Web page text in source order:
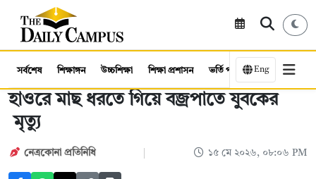
সর্বশেষ শিক্ষাঙ্গন উচ্চশিক্ষা শিক্ষা প্রশাসন ভর্তি পরীক্ষা কর্মসংস্থান
Eng
হাওরে মাছ ধরতে গিয়ে বজ্রপাতে যুবকের
মৃত্যু
নেত্রকোনা প্রতিনিধি ১৫ মে ২০২৬, ০৮:০৬ PM